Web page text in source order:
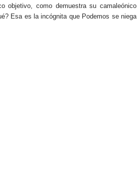
objetivo, como demuestra su camaleónico
Esa es la incógnita que Podemos se niega